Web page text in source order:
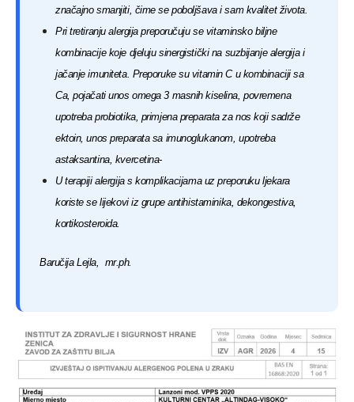
značajno smanjiti, čime se poboljšava i sam kvalitet života.
Pri tretiranju alergija preporučuju se vitaminsko biljne
kombinacije koje djeluju sinergistički na suzbijanje alergija i
jačanje imuniteta. Preporuke su vitamin C u kombinaciji sa
Ca, pojačati unos omega 3 masnih kiselina, povremena
upotreba probiotika, primjena preparata za nos koji sadrže
ektoin, unos preparata sa imunoglukanom, upotreba
astaksantina, kvercetina-
U terapiji alergija s komplikacijama uz preporuku ljekara
koriste se lijekovi iz grupe antihistaminika, dekongestiva,
kortikosteroida.
Baručija Lejla, mr.ph.